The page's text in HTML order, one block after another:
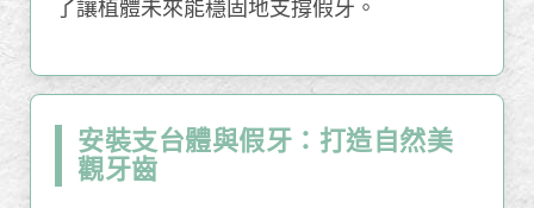
了讓植體未來能穩固地支撐假牙。
安裝支台體與假牙：打造自然美
觀牙齒